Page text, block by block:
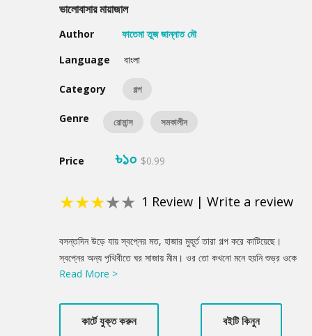
ভালোবাসার মায়াজাল
Author
ফাতেমা তুজ জান্নাত মৌ
Language
বাংলা
Category গল্প
Genre রোমান্স সমকালীন
Price ৳১০ $0.99
★★★★★ 1 Review | Write a review
Product
Summery
বসন্তদিন উড়ে যায় স্বপ্নের মত, হাজার মুহূর্ত তারা গল্প করে কাটিয়েছে।
স্বপ্নের অন্য পৃথিবীতে ঘর সাজায় মীম। ওর তো কখনো মনে হয়নি শুভ্র ওকে
ভালোবাসে না। শুভ্র তো বলছে, ভালোবাসে। কিন্তু বিয়ে করবে না, এটা কেমন
Read More >
কার্টে যুক্ত করুন বইটি কিনুন